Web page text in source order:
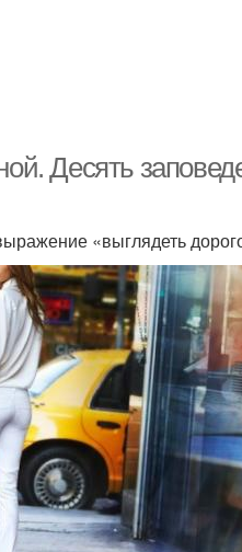
Десять
«выглядеть